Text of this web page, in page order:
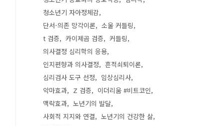
청소년기 자아정체감
단서-의존 망각이론
소울 커들링
t 검증
카이제곱 검증
커들링
의사결정 심리학의 응용
인지편향과 의사결정
흔적쇠퇴이론
심리검사 도구 선정
임상심리사
악마효과
Z 검증
이더리움 #비트코인
맥락효과
노년기의 발달
사회적 지지와 연결
노년기의 건강한 삶